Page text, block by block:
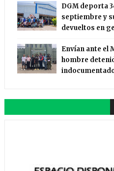
DGM deporta
septiembre y
devueltos en
Envían ante el
hombre